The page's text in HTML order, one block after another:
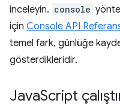
inceleyin. console
için Console API
temel fark, günlüğe
gösterdikleridir.
JavaScript